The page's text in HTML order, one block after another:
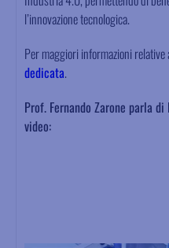
l’innovazione tecnologica.
Per maggiori informazioni relative
dedicata.
Prof. Fernando Zarone parla
video: